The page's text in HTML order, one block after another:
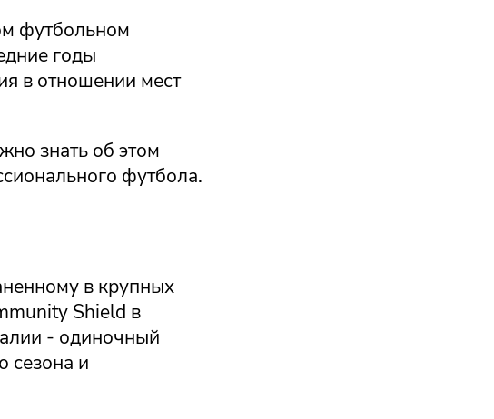
футбольном
годы
в отношении мест
знать об этом
футбола.
в крупных
Shield в
- одиночный
сезона и